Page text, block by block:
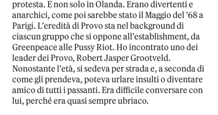
protesta. E non solo in Olanda. Erano divertenti e
anarchici, come poi sarebbe stato il Maggio del ’68 a
Parigi. L’eredità di Provo sta nel background di
ciascun gruppo che si oppone all’establishment, da
Greenpeace alle Pussy Riot. Ho incontrato uno dei
leader dei Provo, Robert Jasper Grootveld.
Nonostante l’età, si sedeva per strada e, a seconda di
come gli prendeva, poteva urlare insulti o diventare
amico di tutti i passanti. Era difficile conversare con
lui, perché era quasi sempre ubriaco.